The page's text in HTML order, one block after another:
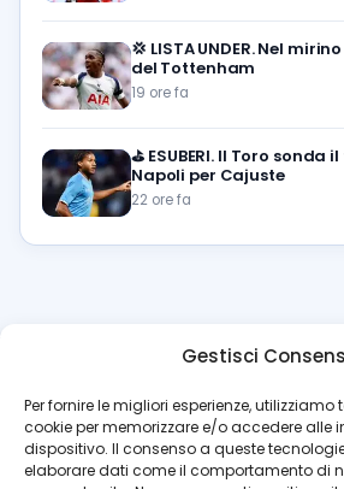
Gestisci
Per fornire le migliori esperienze,
cookie per memorizzare e/o accedere alle
dispositivo. Il consenso a queste
elaborare dati come il comportamento di
💢 LISTA UNDER. Nel
del Tottenham
19 ore fa
⛳ ESUBERI. Il Toro sonda
Napoli per Cajuste
22 ore fa
azzurrissimo.it
Il blog di riferimento per i tifosi del Napoli.
pagelle e calciomercato. Testata